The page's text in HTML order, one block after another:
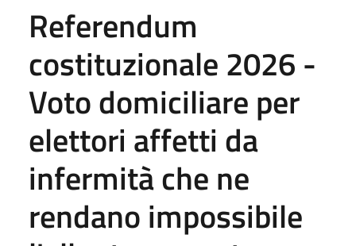
Referendum
costituzionale 2026 -
Voto domiciliare per
elettori affetti da
infermità che ne
rendano impossibile